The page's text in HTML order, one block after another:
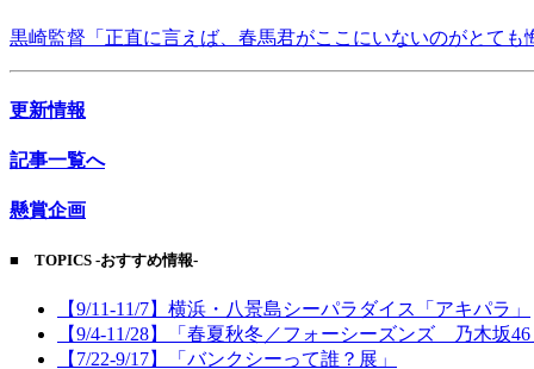
黒崎監督「正直に言えば、春馬君がここにいないのがとても
更新情報
記事一覧へ
懸賞企画
■ TOPICS -おすすめ情報-
【9/11-11/7】横浜・八景島シーパラダイス「アキパラ」
【9/4-11/28】「春夏秋冬／フォーシーズンズ 乃木坂46
【7/22-9/17】「バンクシーって誰？展」